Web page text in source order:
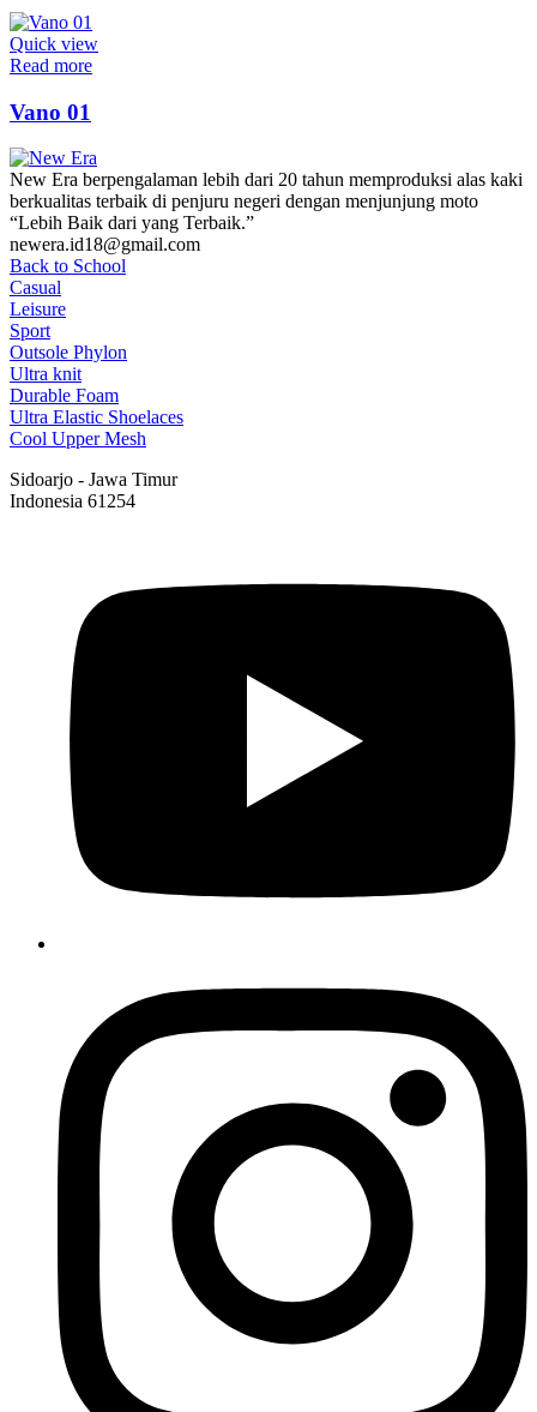
Quick view
Read more
Vano 01
New Era berpengalaman lebih dari 20 tahun memproduksi alas kaki
berkualitas terbaik di penjuru negeri dengan menjunjung moto
“Lebih Baik dari yang Terbaik.”
newera.id18@gmail.com
Back to School
Casual
Leisure
Sport
Outsole Phylon
Ultra knit
Durable Foam
Ultra Elastic Shoelaces
Cool Upper Mesh
Sidoarjo - Jawa Timur
Indonesia 61254